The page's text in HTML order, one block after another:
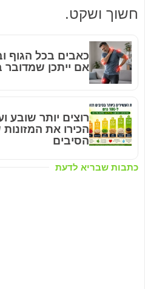
חשוך ושקט.
כתבות שבריא לדעת
כאבים בכל הגוף
אם ייתכן שמדובר
רוצים יותר שובע
הכירו את
הסיבים